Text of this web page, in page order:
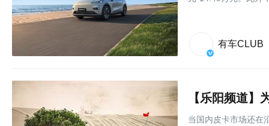
有车CLUB
当国内皮卡市场还在